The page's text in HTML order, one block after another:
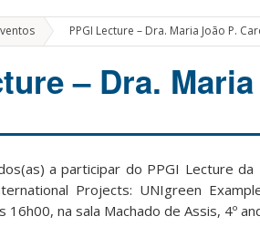
» PPGI Lecture – Dra. Maria João P.
– Dra.
a participar do PPGI Lecture da
Projects: UNIgreen
na sala Machado de Assis, 4º